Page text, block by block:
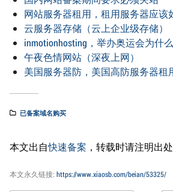
网站服务器租用，租用服务器应该
云服务器存储（云上企业级存储）
inmotionhosting，举办奥运会为什
午夜色情网站（深夜上网）
美国服务器防，美国高防服务器租
已备案域名购买
本文出自快速备案 ，转载时请注明出
本文永久链接: https://www.xiaosb.com/beian/53325/